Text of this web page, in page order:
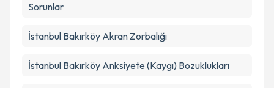
Sorunlar
İstanbul Bakırköy Akran Zorbalığı
İstanbul Bakırköy Anksiyete (Kaygı) Bozuklukları